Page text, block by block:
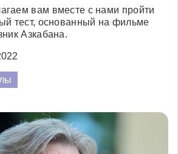
вам вместе с нами пройти
тест, основанный на фильме
Азкабана.